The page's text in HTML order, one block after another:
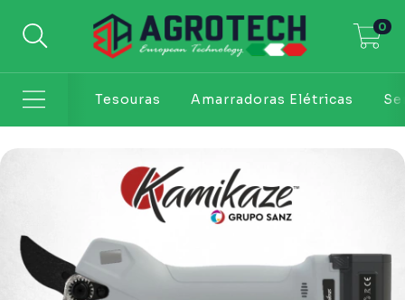
0
Tesouras Amarradoras Elétricas